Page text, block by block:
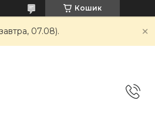
Кошик
07.08).